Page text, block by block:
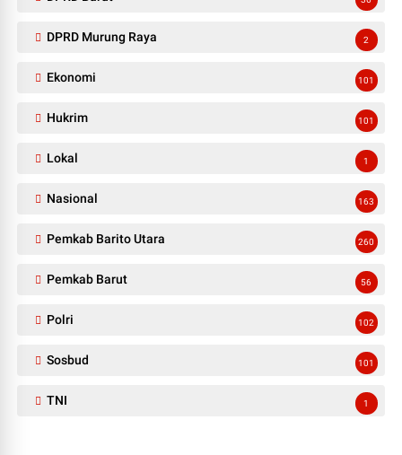
DPRD Murung Raya 2
Ekonomi 101
Hukrim 101
Lokal 1
Nasional 163
Pemkab Barito Utara 260
Pemkab Barut 56
Polri 102
Sosbud 101
TNI 1